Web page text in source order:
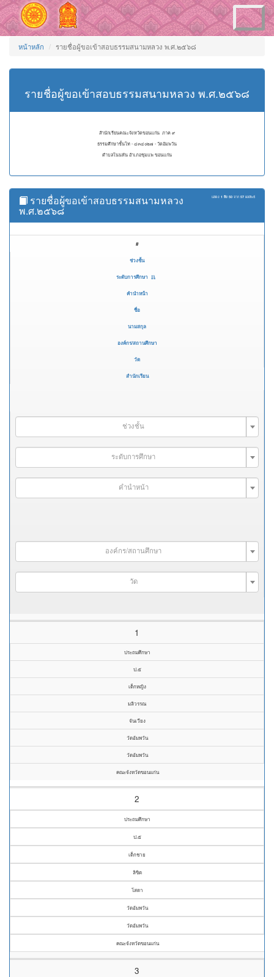
Toggle
navigation
หน้าหลัก รายชื่อผู้ขอเข้าสอบธรรมสนามหลวง พ.ศ.๒๕๖๘
รายชื่อผู้ขอเข้าสอบธรรมสนามหลวง พ.ศ.๒๕๖๘
สำนักเรียนคณะจังหวัดขอนแก่น ภาค ๙
ธรรมศึกษาชั้นโท - ๔๓๔๐๒๗ - วัดอัมพวัน
ตำบลโนนหัน อำเภอชุมแพ ขอนแก่น
แสดง 1 ถึง 50 จาก 57 ผลลัพธ์
รายชื่อผู้ขอเข้าสอบธรรมสนามหลวง
พ.ศ.๒๕๖๘
#
ช่วงชั้น
ระดับการศึกษา
คำนำหน้า
ชื่อ
นามสกุล
องค์กร/สถานศึกษา
วัด
สำนักเรียน
ช่วงชั้น
ระดับการศึกษา
คำนำหน้า
องค์กร/สถานศึกษา
วัด
1
ประถมศึกษา
ป.๕
เด็กหญิง
มลิวรรณ
จันเวียง
วัดอัมพวัน
วัดอัมพวัน
คณะจังหวัดขอนแก่น
2
ประถมศึกษา
ป.๕
เด็กชาย
ลิขิต
โสดา
วัดอัมพวัน
วัดอัมพวัน
คณะจังหวัดขอนแก่น
3